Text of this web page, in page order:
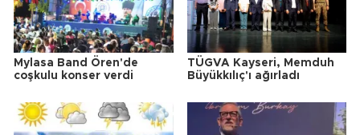
Mylasa Band Ören'de
coşkulu konser verdi
TÜGVA Kayseri, Memduh
Büyükkılıç'ı ağırladı